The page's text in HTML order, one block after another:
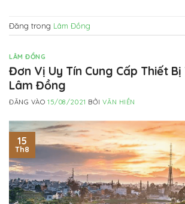
Đăng trong Lâm Đồng
LÂM ĐỒNG
Đơn Vị Uy Tín Cung Cấp Thiết Bị
Lâm Đồng
ĐĂNG VÀO15/08/2021 BỞIVĂN HIỀN
15
Th8